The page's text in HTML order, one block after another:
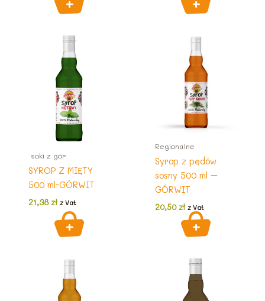
soki z gór
SYROP Z MIĘTY
500 ml-GÓRWIT
21,38zł z Vat
Regionalne
Syrop z pędów
sosny 500 ml –
GÓRWIT
20,50zł z Vat